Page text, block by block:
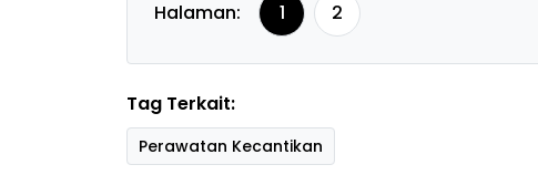
Halaman: 1 2
Tag Terkait:
Perawatan Kecantikan